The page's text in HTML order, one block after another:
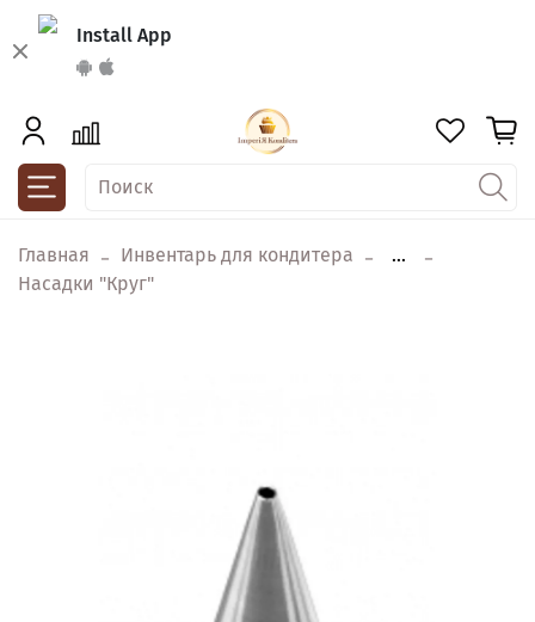
Install App
Главная Инвентарь для кондитера
...
Насадки "Круг"